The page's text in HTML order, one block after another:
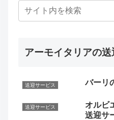
アーモイタリアの送
送迎サービス バーリ
送迎サービス
オルビ
送迎サ